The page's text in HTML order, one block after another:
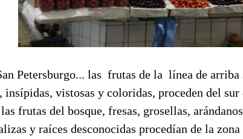
Petersburgo... las frutas de la línea de arriba
insípidas, vistosas y coloridas, proceden del sur
frutas del bosque, fresas, grosellas,
y raíces desconocidas procedían de la